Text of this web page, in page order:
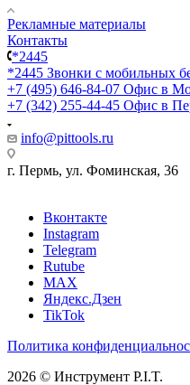
Рекламные материалы
Контакты
*2445
*2445 Звонки с мобильных
+7 (495) 646-84-07 Офис в
+7 (342) 255-44-45 Офис в
info@pittools.ru
г. Пермь, ул. Фоминская, 36
Вконтакте
Instagram
Telegram
Rutube
MAX
Яндекс.Дзен
TikTok
Политика
2026 © Инструмент P.I.T.